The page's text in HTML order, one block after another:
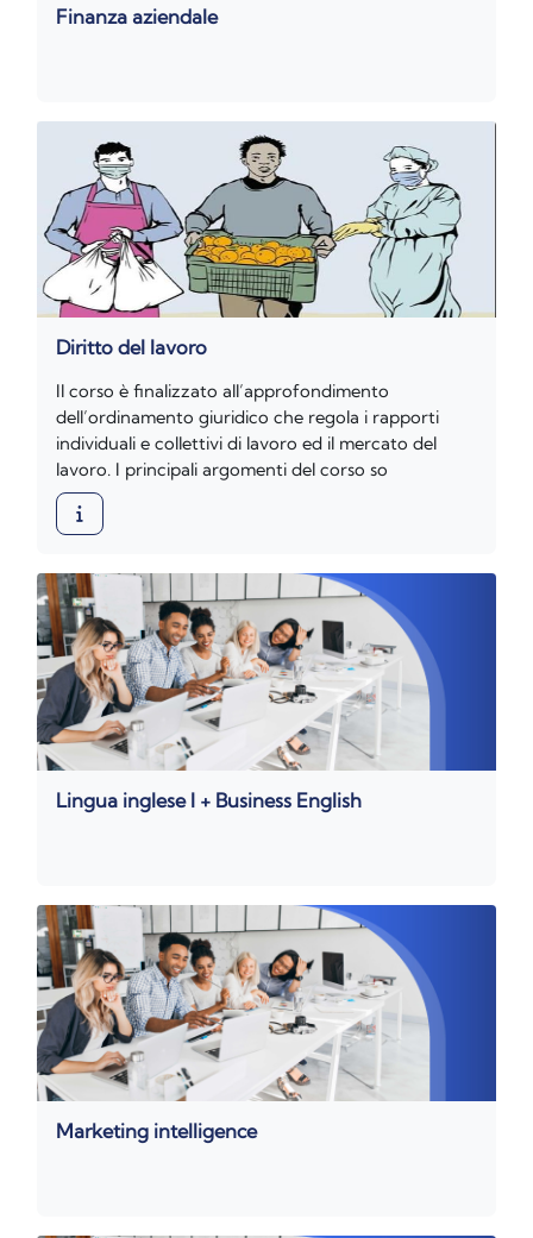
Finanza aziendale
Diritto del lavoro
Il corso è finalizzato all’approfondimento
dell’ordinamento giuridico che regola i rapporti
individuali e collettivi di lavoro ed il mercato del
lavoro. I principali argomenti del corso so
Lingua inglese I + Business English
Marketing intelligence